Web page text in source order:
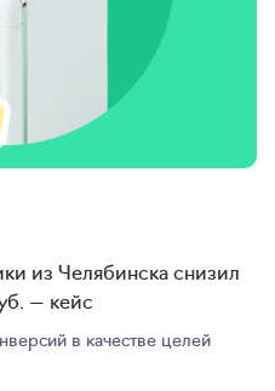
из Челябинска снизил
— кейс
в качестве целей